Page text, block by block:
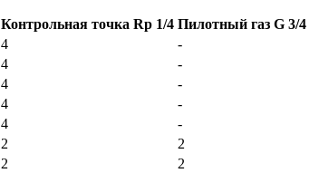
Контрольная точка Rp 1/4 Пилотный газ G 3/4
4
-
4
-
4
-
4
-
4
-
2
2
2
2